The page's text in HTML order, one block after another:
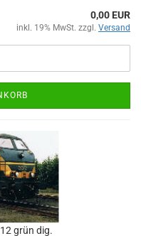
0,00 EUR
inkl. 19% MwSt. zzgl. Versand
grün dig.